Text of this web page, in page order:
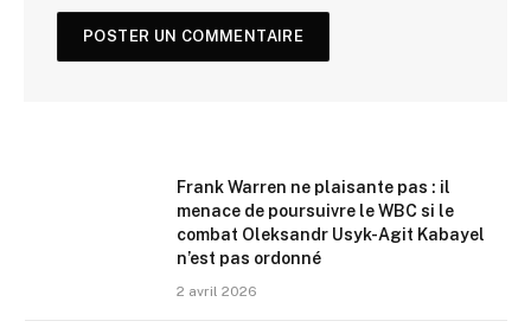
Frank Warren ne plaisante pas : il
menace de poursuivre le WBC si le
combat Oleksandr Usyk-Agit Kabayel
n’est pas ordonné
2 avril 2026